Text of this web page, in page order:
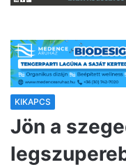
KIKAPCS
Jön a